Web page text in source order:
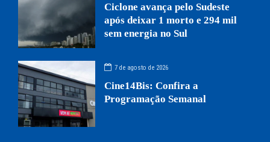
Ciclone avança pelo Sudeste
após deixar 1 morto e 294 mil
sem energia no Sul
7 de agosto de 2026
Cine14Bis: Confira a
Programação Semanal